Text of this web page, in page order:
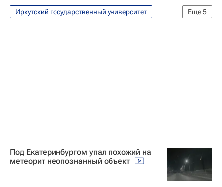
Еще5
Иркутский государственный университет
Справки
Россия
Под Екатеринбургом упал похожий на
метеорит неопознанный объект